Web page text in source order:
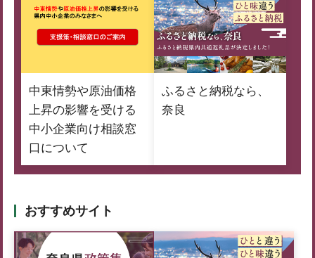
中東情勢や原油価格
上昇の影響を受ける
中小企業向け相談窓
口について
ふるさと納税なら、
奈良
おすすめサイト